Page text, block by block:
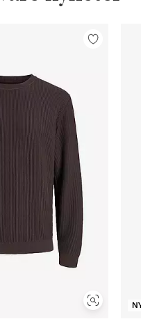
Vis
lignende
Legg